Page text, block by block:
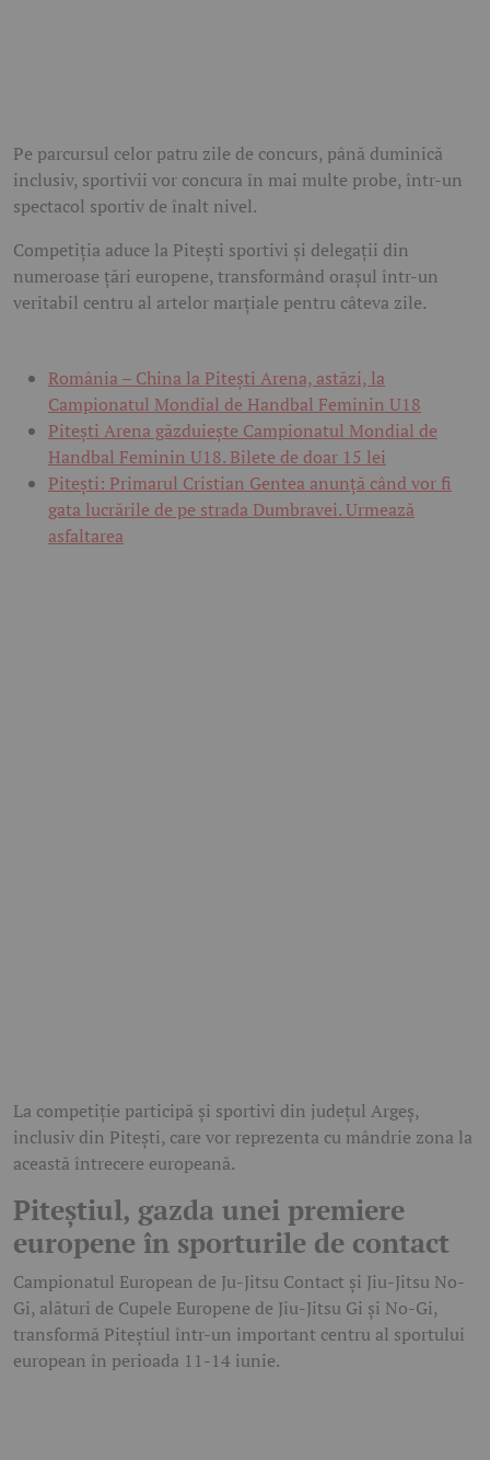
Pe parcursul celor patru zile de concurs, până duminică
inclusiv, sportivii vor concura în mai multe probe, într-un
spectacol sportiv de înalt nivel.
Competiția aduce la Pitești sportivi și delegații din
numeroase țări europene, transformând orașul într-un
veritabil centru al artelor marțiale pentru câteva zile.
România – China la Pitești Arena, astăzi, la
Campionatul Mondial de Handbal Feminin U18
Pitești Arena găzduiește Campionatul Mondial de
Handbal Feminin U18. Bilete de doar 15 lei
Pitești: Primarul Cristian Gentea anunță când vor fi
gata lucrările de pe strada Dumbravei. Urmează
asfaltarea
La competiție participă și sportivi din județul Argeș,
inclusiv din Pitești, care vor reprezenta cu mândrie zona la
această întrecere europeană.
Piteștiul, gazda unei premiere
europene în sporturile de contact
Campionatul European de Ju-Jitsu Contact și Jiu-Jitsu No-
Gi, alături de Cupele Europene de Jiu-Jitsu Gi și No-Gi,
transformă Piteștiul într-un important centru al sportului
european în perioada 11-14 iunie.